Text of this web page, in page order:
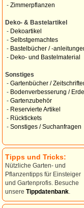
- Zimmerpflanzen
Deko- & Bastelartikel
- Dekoartikel
- Selbstgemachtes
- Bastelbücher / -
- Deko- und Bastelmaterial
Sonstiges
- Gartenbücher /
- Bodenverbesserung /
- Gartenzubehör
- Reservierte Artikel
- Rücktickets
- Sonstiges / Suchanfragen
Tipps und Tricks:
Nützliche Garten- und
Pflanzentipps für Einsteiger
und Gartenprofis. Besuche
unsere Tippdatenbank